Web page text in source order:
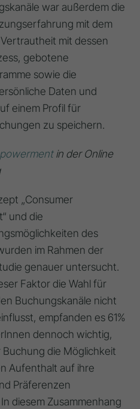
war außerdem die
mit dem
mit dessen
gebotene
sowie die
Daten und
einem Profil für
zu speichern.
in der Online
„Consumer
und die
des
im Rahmen der
genauer untersucht.
Faktor die Wahl für
Buchungskanäle nicht
empfanden es 61%
dennoch wichtig,
Buchung die Möglichkeit
Aufenthalt auf ihre
Präferenzen
diesem Zusammenhang